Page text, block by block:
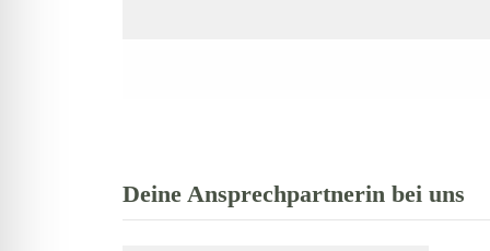
Deine Ansprechpartnerin bei uns